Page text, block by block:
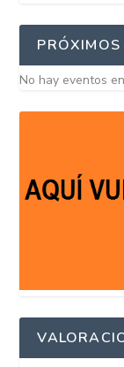
PRÓXIMOS
No hay eventos